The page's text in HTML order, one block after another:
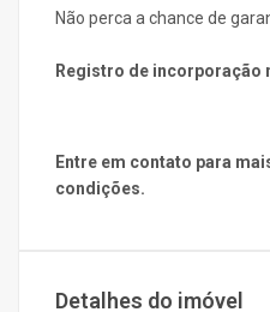
Não perca a chance de
Registro de incorporação
Entre em contato para
condições.
Detalhes do imóvel